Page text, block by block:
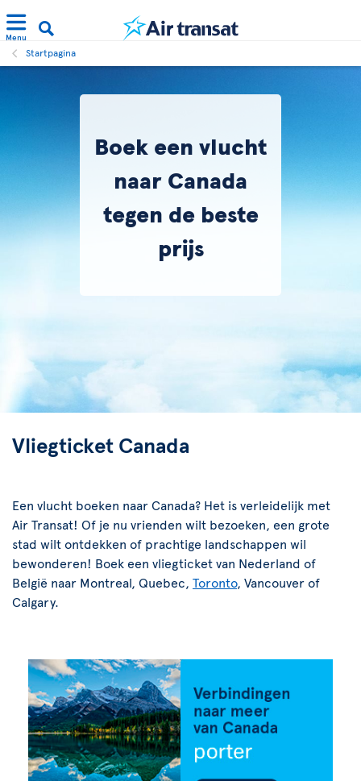
Menu
Startpagina
Boek een vlucht
naar Canada
tegen de beste
prijs
Vliegticket Canada
Een vlucht boeken naar Canada? Het is verleidelijk met
Air Transat! Of je nu vrienden wilt bezoeken, een grote
stad wilt ontdekken of prachtige landschappen wil
bewonderen! Boek een vliegticket van Nederland of
België naar Montreal, Quebec, Toronto, Vancouver of
Calgary.